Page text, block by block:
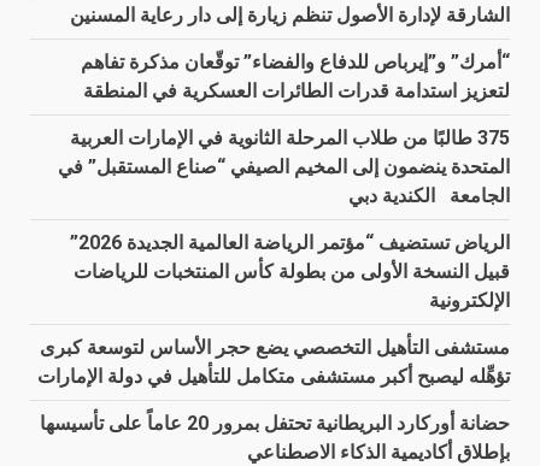
الشارقة لإدارة الأصول تنظم زيارة إلى دار رعاية المسنين
“أمرك” و”إيرباص للدفاع والفضاء” توقّعان مذكرة تفاهم
لتعزيز استدامة قدرات الطائرات العسكرية في المنطقة
375 طالبًا من طلاب المرحلة الثانوية في الإمارات العربية
المتحدة ينضمون إلى المخيم الصيفي “صناع المستقبل” في
الجامعة الكندية دبي
الرياض تستضيف “مؤتمر الرياضة العالمية الجديدة 2026”
قبيل النسخة الأولى من بطولة كأس المنتخبات للرياضات
الإلكترونية
مستشفى التأهيل التخصصي يضع حجر الأساس لتوسعة كبرى
تؤهِّله ليصبح أكبر مستشفى متكامل للتأهيل في دولة الإمارات
حضانة أوركارد البريطانية تحتفل بمرور 20 عاماً على تأسيسها
بإطلاق أكاديمية الذكاء الاصطناعي